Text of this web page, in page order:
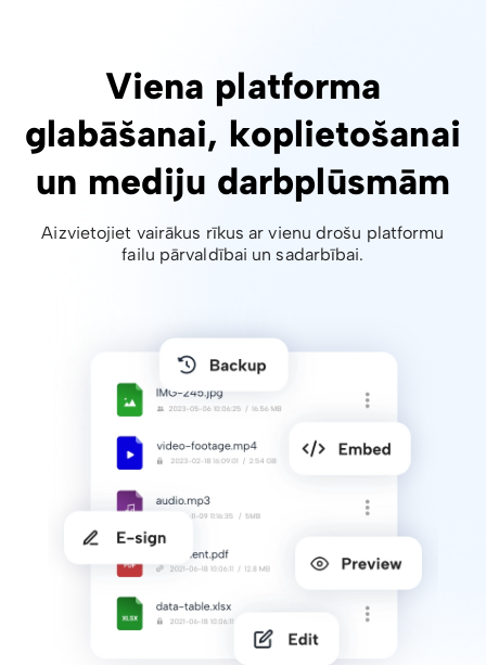
Viena platforma
glabāšanai, koplietošanai
un mediju darbplūsmām
Aizvietojiet vairākus rīkus ar vienu drošu platformu
failu pārvaldībai un sadarbībai.